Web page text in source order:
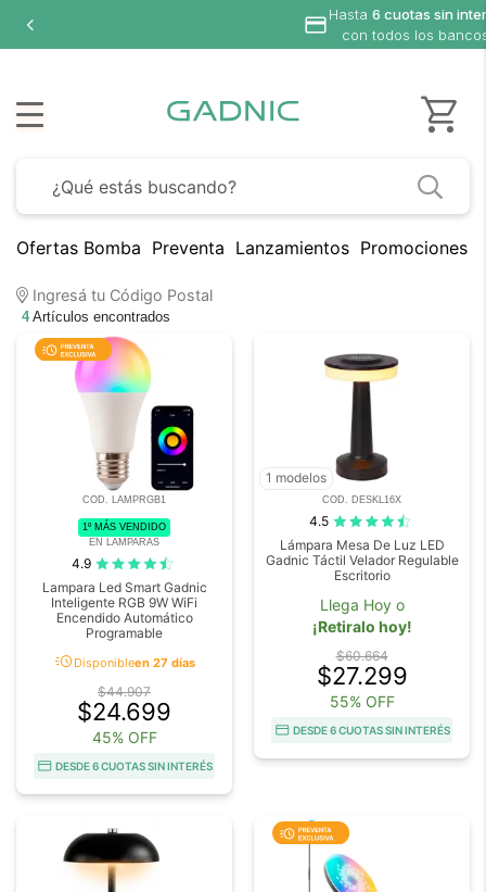
Hasta 6 cuotas sin
con todos los
Ofertas Bomba Preventa Lanzamientos Promociones
Ingresá tu Código Postal
4Artículos encontrados
COD. LAMPRGB1
1º MÁS VENDIDO
EN LAMPARAS
4.9
Lampara Led Smart Gadnic
Inteligente RGB 9W WiFi
Encendido Automático
Programable
acuteDisponibleen 27 días
$44.907
$24.699
45% OFF
DESDE 6 CUOTAS SIN INTERÉS
1 modelos
COD. DESKL16X
4.5
Lámpara Mesa De Luz LED
Gadnic Táctil Velador Regulable
Escritorio
Llega Hoy o
¡Retiralo hoy!
$60.664
$27.299
55% OFF
DESDE 6 CUOTAS SIN INTERÉS